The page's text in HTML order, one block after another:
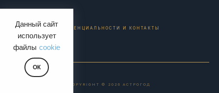
Данный сайт
использует
файлы cookie
ОК
ПОЛИТИКА КОНФИДЕНЦИАЛЬНОСТИ И КОНТАКТЫ
COPYRIGHT © 2026 АСТРОГОД